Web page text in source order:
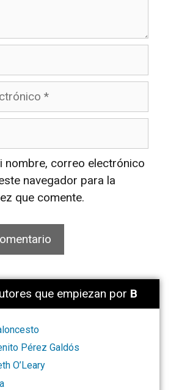
nombre, correo electrónico
navegador para la
que comente.
que empiezan por B
Pérez Galdós
O’Leary